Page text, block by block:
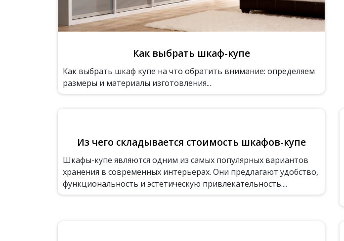
Как выбрать шкаф-купе
Как выбрать шкаф купе на что обратить внимание: определяем
размеры и материалы изготовления...
Из чего складывается стоимость шкафов-купе
Шкафы-купе являются одним из самых популярных вариантов
хранения в современных интерьерах. Они предлагают удобство,
функциональность и эстетическую привлекательность....